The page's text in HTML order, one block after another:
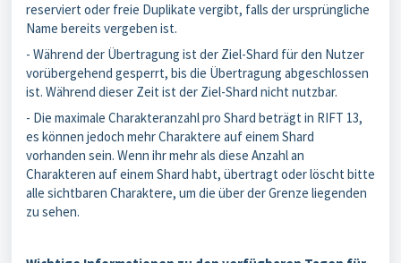
reserviert oder freie Duplikate vergibt, falls der ursprüngliche
Name bereits vergeben ist.
- Während der Übertragung ist der Ziel-Shard für den Nutzer
vorübergehend gesperrt, bis die Übertragung abgeschlossen
ist. Während dieser Zeit ist der Ziel-Shard nicht nutzbar.
- Die maximale Charakteranzahl pro Shard beträgt in RIFT 13,
es können jedoch mehr Charaktere auf einem Shard
vorhanden sein. Wenn ihr mehr als diese Anzahl an
Charakteren auf einem Shard habt, übertragt oder löscht bitte
alle sichtbaren Charaktere, um die über der Grenze liegenden
zu sehen.